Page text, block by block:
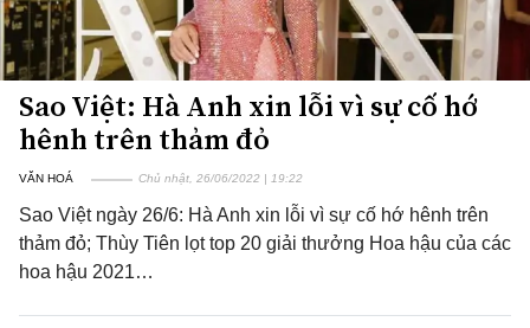
Sao Việt: Hà Anh xin lỗi vì sự cố hớ
hênh trên thảm đỏ
VĂN HOÁ Chủ nhật, 26/06/2022 | 19:22
Sao Việt ngày 26/6: Hà Anh xin lỗi vì sự cố hớ hênh trên
thảm đỏ; Thùy Tiên lọt top 20 giải thưởng Hoa hậu của các
hoa hậu 2021…